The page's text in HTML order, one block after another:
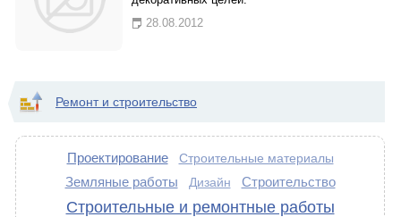
28.08.2012
Ремонт и строительство
Проектирование Строительные материалы
Земляные работы Дизайн Строительство
Строительные и ремонтные работы